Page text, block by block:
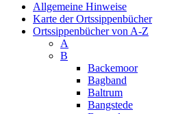
Allgemeine Hinweise
Karte der Ortssippenbücher
Ortssippenbücher von A-Z
A
B
Backemoor
Bagband
Baltrum
Bangstede